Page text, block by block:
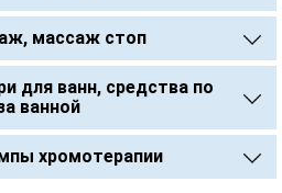
массаж стоп
для ванн, средства по
ванной
хромотерапии